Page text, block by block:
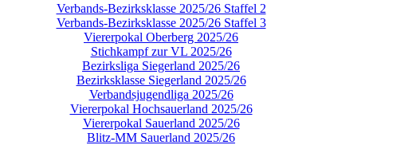
Verbands-Bezirksklasse 2025/26 Staffel 2
Verbands-Bezirksklasse 2025/26 Staffel 3
Viererpokal Oberberg 2025/26
Stichkampf zur VL 2025/26
Bezirksliga Siegerland 2025/26
Bezirksklasse Siegerland 2025/26
Verbandsjugendliga 2025/26
Viererpokal Hochsauerland 2025/26
Viererpokal Sauerland 2025/26
Blitz-MM Sauerland 2025/26